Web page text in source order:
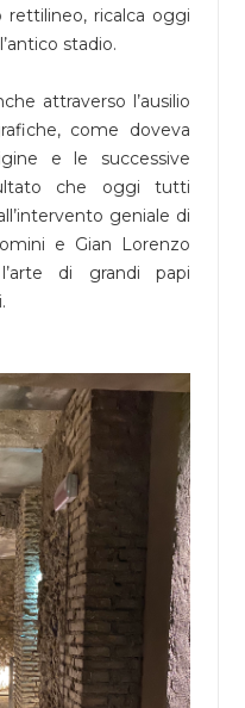
rettilineo, ricalca oggi
stadio.
attraverso l’ausilio
come doveva
e le successive
che oggi tutti
geniale di
e Gian Lorenzo
di grandi papi